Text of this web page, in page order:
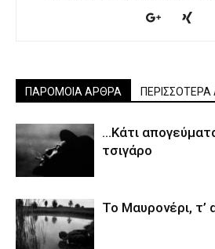
ΠΑΡΟΜΟΙΑ ΑΡΘΡΑ
…Κάτι
τσιγάρο
Το Μαυρονέρι, τ’